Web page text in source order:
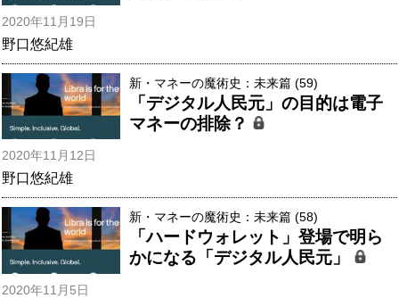
2020年11月19日
野口悠紀雄
新・マネーの魔術史：未来篇 (59)
「デジタル人民元」の目的は電子
マネーの排除？
2020年11月12日
野口悠紀雄
新・マネーの魔術史：未来篇 (58)
「ハードウォレット」登場で明ら
かになる「デジタル人民元」
2020年11月5日